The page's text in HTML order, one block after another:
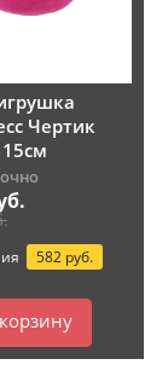
Чертик
582 руб.